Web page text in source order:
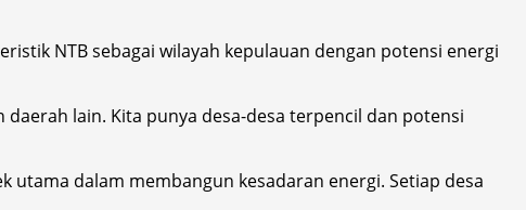
NTB sebagai wilayah kepulauan dengan potensi energi
lain. Kita punya desa-desa terpencil dan potensi
utama dalam membangun kesadaran energi. Setiap desa